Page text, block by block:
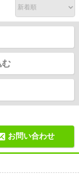
む
お問い合わせ